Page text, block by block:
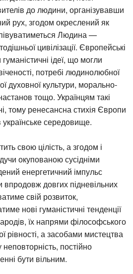
до людини, організувавши
рух, згодом окреслений як
Людина —
цивілізації. Європейські
ідеї, що могли
потребі людинолюбної
духовної культури, морально-
тощо. Українцям такі
тому ренесансна стихія Європи
середовище.
свою цілість, а згодом і
окупованою сусідніми
енергетичний імпульс
довгих підневільних
свій розвиток,
нові гуманістичні тенденції
їх напрями філософського
рівності, а засобами мистецтва
постійно
бути вільним.